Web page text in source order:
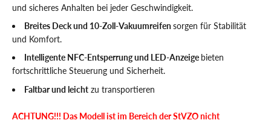
und sicheres Anhalten bei jeder Geschwindigkeit.
Breites Deck und 10-Zoll-Vakuumreifensorgen für Stabilität
und Komfort.
Intelligente NFC-Entsperrung und LED-Anzeige bieten
fortschrittliche Steuerung und Sicherheit.
Faltbar und leicht zu transportieren
ACHTUNG!!! Das Modell ist im Bereich der StVZO nicht